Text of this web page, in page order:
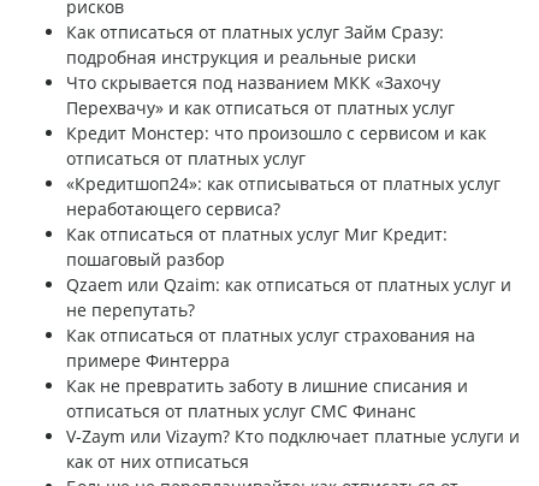
рисков
Как отписаться от платных услуг Займ Сразу:
подробная инструкция и реальные риски
Что скрывается под названием МКК «Захочу
Перехвачу» и как отписаться от платных услуг
Кредит Монстер: что произошло с сервисом и как
отписаться от платных услуг
«Кредитшоп24»: как отписываться от платных услуг
неработающего сервиса?
Как отписаться от платных услуг Миг Кредит:
пошаговый разбор
Qzaem или Qzaim: как отписаться от платных услуг и
не перепутать?
Как отписаться от платных услуг страхования на
примере Финтерра
Как не превратить заботу в лишние списания и
отписаться от платных услуг СМС Финанс
V-Zaym или Vizaym? Кто подключает платные услуги и
как от них отписаться